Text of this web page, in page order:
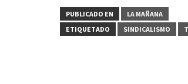
PUBLICADO EN
LA MAÑANA
ETIQUETADO
SINDICALISMO